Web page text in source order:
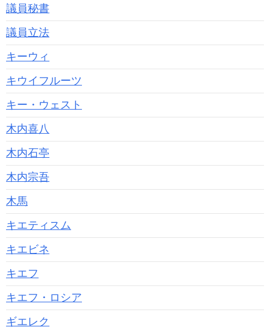
議員秘書
議員立法
キーウィ
キウイフルーツ
キー・ウェスト
木内喜八
木内石亭
木内宗吾
木馬
キエティスム
キエビネ
キエフ
キエフ・ロシア
ギエレク